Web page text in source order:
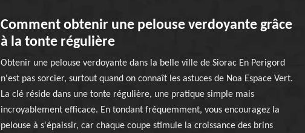
Comment obtenir une pelouse verdoyante grâce
à la tonte régulière
Obtenir une pelouse verdoyante dans la belle ville de Siorac En Perigord
n'est pas sorcier, surtout quand on connaît les astuces de Noa Espace Vert.
La clé réside dans une tonte régulière, une pratique simple mais
incroyablement efficace. En tondant fréquemment, vous encouragez la
pelouse à s'épaissir, car chaque coupe stimule la croissance des brins